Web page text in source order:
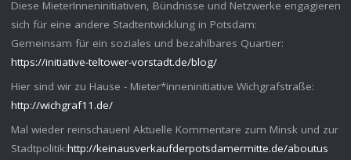
Diese MieterInneninitiativen, Bündnisse und Netzwerke engagieren
sich für eine andere Stadtentwicklung in Potsdam:
Gemeinsam für ein soziales und bezahlbares Quartier:
https://initiative-teltower-vorstadt.de/blog/
Hier sind wir zu Hause - Mieter*inneninitiative Wichgrafstraße:
http://wichgraf11.de/
Mal wieder reinschauen! Aktuelle Kommentare zum Minsk und zur
Stadtpolitik:http://keinausverkaufderpotsdamermitte.de/aboutus